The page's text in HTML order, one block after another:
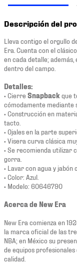
Descripción del
Lleva contigo el orgullo
Era. Cuenta con el
en cada detalle; además,
dentro del campo.
Detalles:
• Cierre Snapback que
cómodamente mediante
• Construcción en
tacto.
• Ojales en la parte
• Visera curva clásica
• Se recomienda utilizar
gorra.
• Lavar con agua y jabón
• Color: Azul.
• Modelo: 60646790
Acerca de New Era
New Era comienza en
la marca oficial de las
NBA; en México su
de equipos profesionales
calidad.